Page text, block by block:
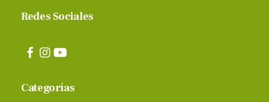
Redes Sociales
Categorías